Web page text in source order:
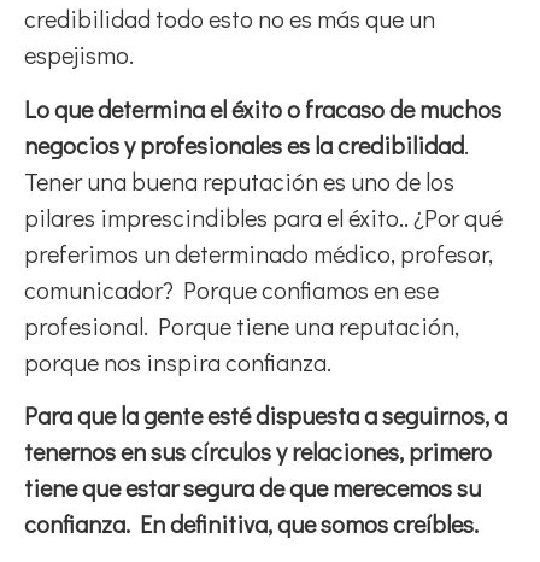
credibilidad todo esto no es más que un
espejismo.
Lo que determina el éxito o fracaso de muchos
negocios y profesionales es la credibilidad.
Tener una buena reputación es uno de los
pilares imprescindibles para el éxito.. ¿Por qué
preferimos un determinado médico, profesor,
comunicador? Porque confiamos en ese
profesional. Porque tiene una reputación,
porque nos inspira confianza.
Para que la gente esté dispuesta a seguirnos, a
tenernos en sus círculos y relaciones, primero
tiene que estar segura de que merecemos su
confianza. En definitiva, que somos creíbles.